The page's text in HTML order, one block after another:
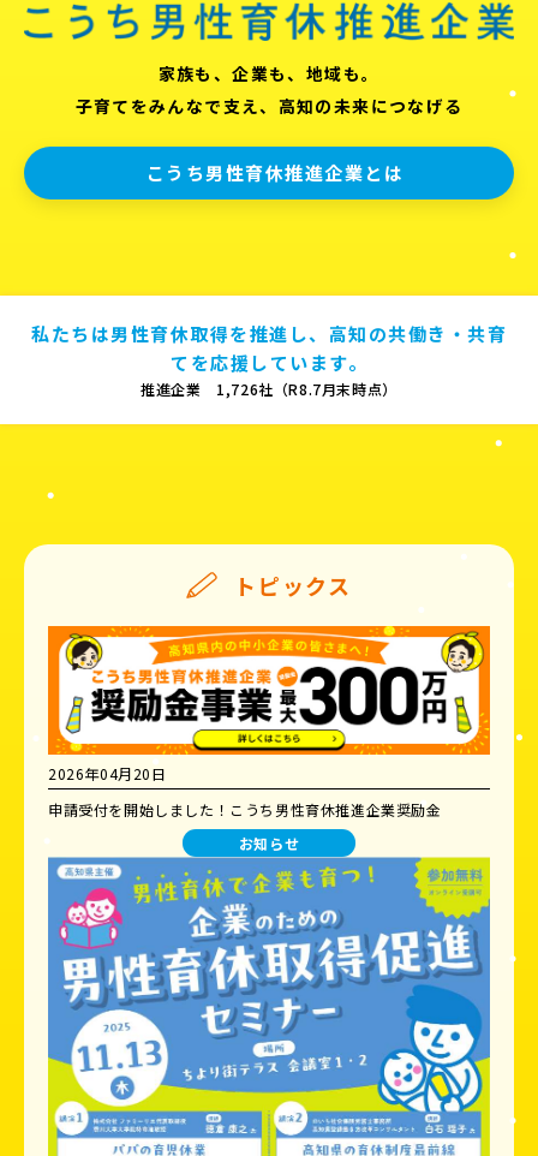
家族も、企業も、地域も。
子育てをみんなで支え、高知の未来につなげる
こうち男性育休推進企業とは
私たちは男性育休取得を推進し、高知の共働き・共育
てを応援しています。
推進企業 1,726社（R8.7月末時点）
トピックス
2026年04月20日
申請受付を開始しました！こうち男性育休推進企業奨励金
お知らせ